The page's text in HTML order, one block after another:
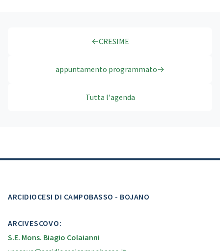
←CRESIME
appuntamento programmato→
Tutta l'agenda
ARCIDIOCESI DI CAMPOBASSO - BOJANO
ARCIVESCOVO:
S.E. Mons. Biagio Colaianni